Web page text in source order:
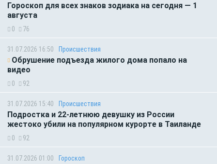
Гороскоп для всех знаков зодиака на сегодня — 1
августа
0 76
31.07.2026 16:50 Происшествия
Обрушение подъезда жилого дома попало на
видео
0 92
31.07.2026 15:40 Происшествия
Подростка и 22-летнюю девушку из России
жестоко убили на популярном курорте в Таиланде
0 92
31.07.2026 01:00 Гороскоп